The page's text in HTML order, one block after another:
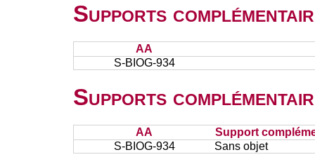
Supports
AA
S-BIOG-934
Supports
AA
Support
S-BIOG-934
Sans objet